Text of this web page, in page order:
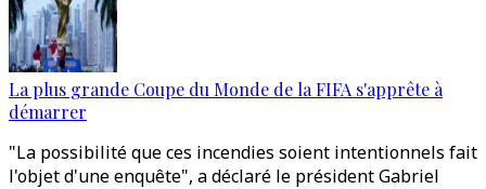
La plus grande Coupe du Monde de la FIFA s'apprête à
démarrer
"La possibilité que ces incendies soient intentionnels fait
l'objet d'une enquête", a déclaré le président Gabriel